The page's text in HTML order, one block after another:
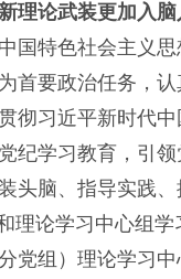
理论武装更加入脑
国特色社会主义
首要政治任务，
彻习近平新时代
纪学习教育，引
头脑、指导实践
理论学习中心组
党组）理论学习